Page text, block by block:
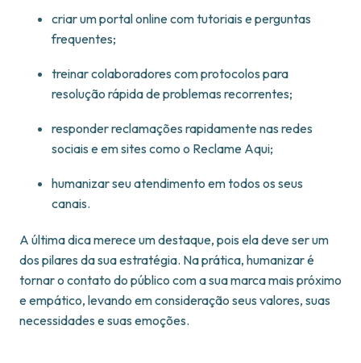
criar um portal online com tutoriais e perguntas
frequentes;
treinar colaboradores com protocolos para
resolução rápida de problemas recorrentes;
responder reclamações rapidamente nas redes
sociais e em sites como o Reclame Aqui;
humanizar seu atendimento em todos os seus
canais.
A última dica merece um destaque, pois ela deve ser um
dos pilares da sua estratégia. Na prática, humanizar é
tornar o contato do público com a sua marca mais próximo
e empático, levando em consideração seus valores, suas
necessidades e suas emoções.